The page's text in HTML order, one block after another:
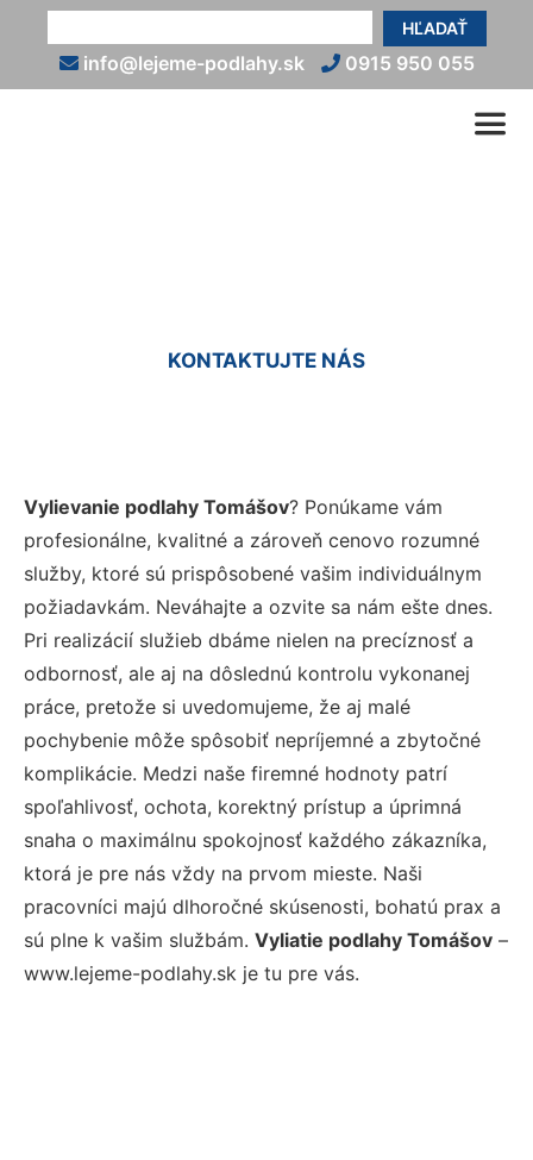
HĽADAŤ
info@lejeme-podlahy.sk 0915 950 055
KONTAKTUJTE NÁS
Vylievanie podlahy Tomášov? Ponúkame vám
profesionálne, kvalitné a zároveň cenovo rozumné
služby, ktoré sú prispôsobené vašim individuálnym
požiadavkám. Neváhajte a ozvite sa nám ešte dnes.
Pri realizácií služieb dbáme nielen na precíznosť a
odbornosť, ale aj na dôslednú kontrolu vykonanej
práce, pretože si uvedomujeme, že aj malé
pochybenie môže spôsobiť nepríjemné a zbytočné
komplikácie. Medzi naše firemné hodnoty patrí
spoľahlivosť, ochota, korektný prístup a úprimná
snaha o maximálnu spokojnosť každého zákazníka,
ktorá je pre nás vždy na prvom mieste. Naši
pracovníci majú dlhoročné skúsenosti, bohatú prax a
sú plne k vašim službám. Vyliatie podlahy Tomášov –
www.lejeme-podlahy.sk je tu pre vás.